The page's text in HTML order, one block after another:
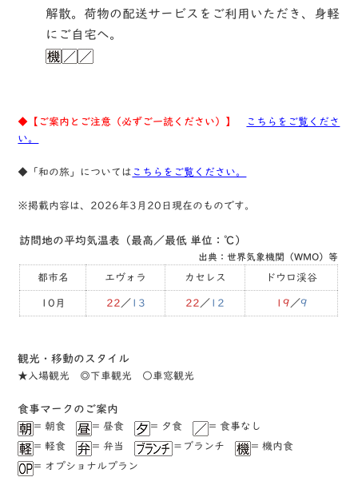
解散。荷物の配送サービスをご利用いただき、身軽
にご自宅へ。
◆【ご案内とご注意（必ずご一読ください）】
こちらをご覧くださ
い。
◆「和の旅」については こちらをご覧ください。
※掲載内容は、2026年3月20日現在のものです。
訪問地の平均気温表（最高／最低 単位：℃）
出典：世界気象機関（WMO）等
都市名 エヴォラ カセレス ドウロ渓谷
10月 22 ／ 13 22 ／ 12 19 ／9
観光・移動のスタイル
★⼊場観光 ◎下⾞観光 ○⾞窓観光
⾷事マークのご案内
= 朝食 = 昼食 = ⼣食
= ⾷事なし
= 軽⾷
= 弁当 ＝ブランチ
= 機内食
= オプショナルプラン